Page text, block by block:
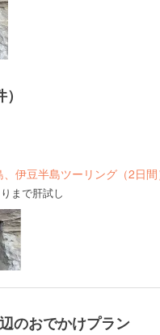
、伊豆半島ツーリング（2日
まで肝試し
のおでかけプラン